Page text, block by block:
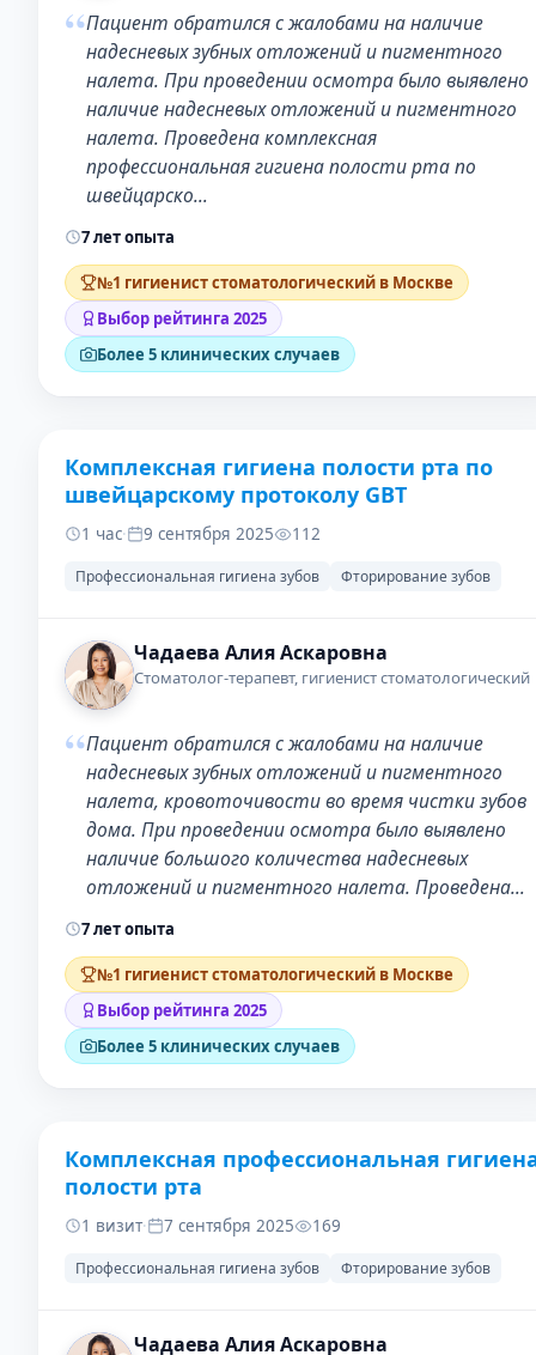
“Пациент обратился с жалобами на наличие
надесневых зубных отложений и пигментного
налета. При проведении осмотра было выявлено
наличие надесневых отложений и пигментного
налета. Проведена комплексная
профессиональная гигиена полости рта по
швейцарско…
7 лет опыта
№1 гигиенист стоматологический в Москве
Выбор рейтинга 2025
Более 5 клинических случаев
ДО ПОСЛЕ
Комплексная гигиена полости рта по
швейцарскому протоколу GBT
1 час· 9 сентября 2025 112
Профессиональная гигиена зубов Фторирование зубов
Чадаева Алия Аскаровна
Стоматолог-терапевт, гигиенист стоматологический
“Пациент обратился с жалобами на наличие
надесневых зубных отложений и пигментного
налета, кровоточивости во время чистки зубов
дома. При проведении осмотра было выявлено
наличие большого количества надесневых
отложений и пигментного налета. Проведена…
7 лет опыта
№1 гигиенист стоматологический в Москве
Выбор рейтинга 2025
Более 5 клинических случаев
ДО ПОСЛЕ
Комплексная профессиональная
полости рта
1 визит· 7 сентября 2025 169
Профессиональная гигиена зубов Фторирование зубов
Чадаева Алия Аскаровна